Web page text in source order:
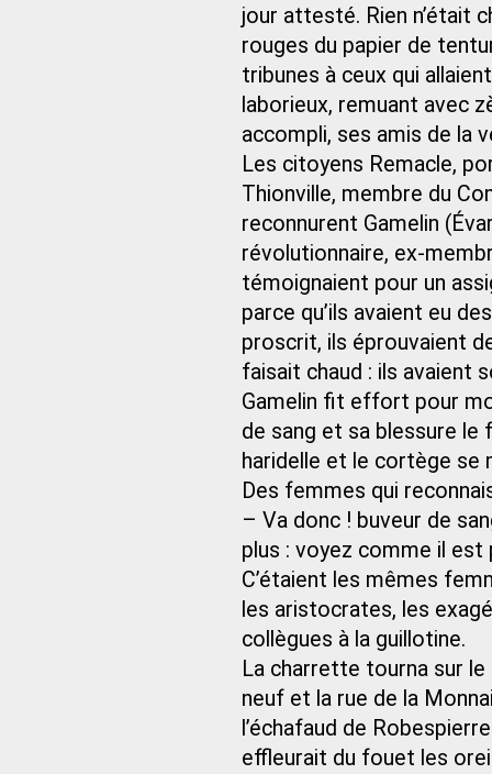
jour attesté. Rien n’était
rouges du papier de
tribunes à ceux qui
laborieux, remuant avec
accompli, ses amis de la
Les citoyens Remacle,
Thionville, membre du
reconnurent Gamelin
révolutionnaire, ex-
témoignaient pour un
parce qu’ils avaient eu
proscrit, ils éprouvaient
faisait chaud : ils avaient
Gamelin fit effort pour
de sang et sa blessure
haridelle et le cortège se
Des femmes qui
– Va donc ! buveur de
plus : voyez comme il est
C’étaient les mêmes
les aristocrates, les
collègues à la guillotine.
La charrette tourna sur
neuf et la rue de la
l’échafaud de
effleurait du fouet les